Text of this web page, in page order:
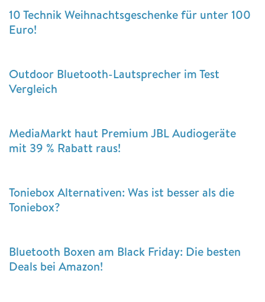
10 Technik Weihnachtsgeschenke für unter 100
Euro!
Outdoor Bluetooth-Lautsprecher im Test
Vergleich
MediaMarkt haut Premium JBL Audiogeräte
mit 39 % Rabatt raus!
Toniebox Alternativen: Was ist besser als die
Toniebox?
Bluetooth Boxen am Black Friday: Die besten
Deals bei Amazon!